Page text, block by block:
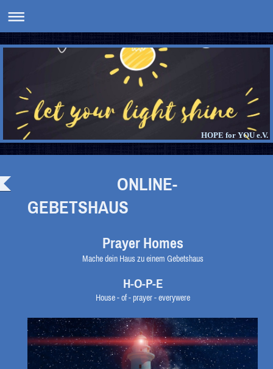
HOPE for YOU e.V.
ONLINE-
GEBETSHAUS
Prayer Homes
Mache dein Haus zu einem Gebetshaus
H-O-P-E
House - of - prayer - everywere